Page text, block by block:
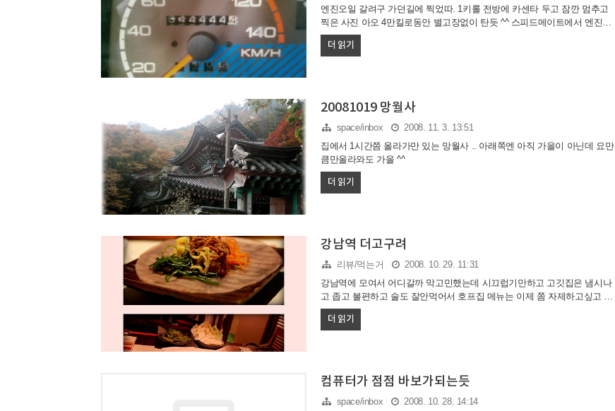
엔진오일 갈려구 가던길에 찍었따. 1키롤 전방에 카센타 두고 잠깐 멈추고
찍은 사진 아오 4만킬로동안 별고장없이 탄듯 ^^ 스피드메이트에서 엔진오
일 공짜루 갈았따. sk 포인트는 28000 차감 ㅋㅋ
더 읽기
20081019 망월사
space/inbox
2008. 11. 3. 13:51
집에서 1시간쯤 올라가만 있는 망월사 .. 아래쪽엔 아직 가을이 아닌데 요만
큼만올라와도 가을 ^^
더 읽기
강남역 더고구려
리뷰/먹는거
2008. 10. 29. 11:31
강남역에 모여서 어디갈까 막고민했는데 시끄럽기만하고 고깃집은 냄시나
고 좁고 불편하고 술도 잘안먹어서 호프집 메뉴는 이제 쫌 자제하고싶고 막
상 빼미리 레스토랑 가자니 안습분위기될꺼같고 .. 그래서 막막 고민하다가
아는분이 가자고한 삼겹살 집.. ㄷㄷ 이런 고급스런 분위기의 삼겹살 집은
했던 그런곳이더라구. 최근(20090415) 갔을땐 메뉴가 조금 업.. -------------------
--------------------- 연락처 ..
더 읽기
컴퓨터가 점점 바보가되는듯
space/inbox
2008. 10. 28. 14:14